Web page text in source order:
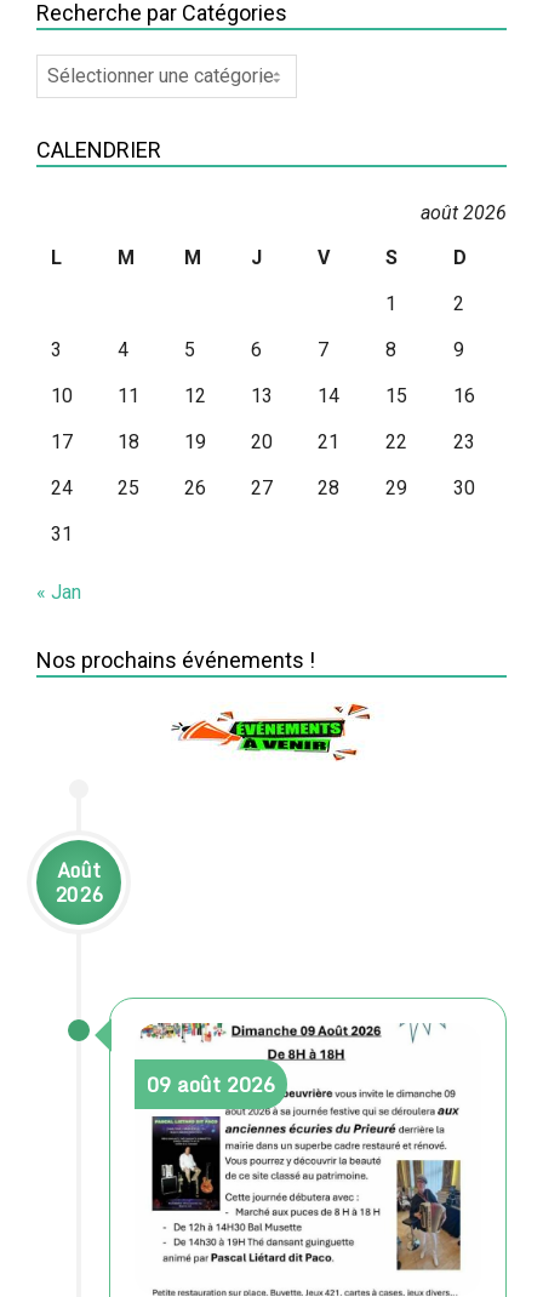
Recherche par Catégories
Recherche
par
CALENDRIER
août 2026
L
M M J V S
D
1
2
3
4 5 6 7 8
9
10
11 12 13 14 15
16
17
18 19 20 21 22
23
24
25 26 27 28 29
30
31
« Jan
Nos prochains événements !
Août
2026
09 août 2026